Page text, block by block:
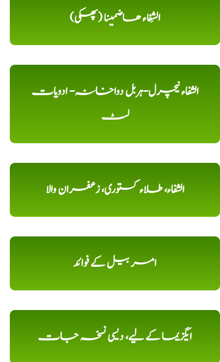
الشِفاء ھاضمینا (پھکی)
الشفاء نیچرل-ہربل دواخانہ- ادویات
لسٹ
الشفاء، طلاء کستوری، زعفران والا
امر بیل کے فوائد
ایگزیما کے لیے، دیسی نسخہ جات